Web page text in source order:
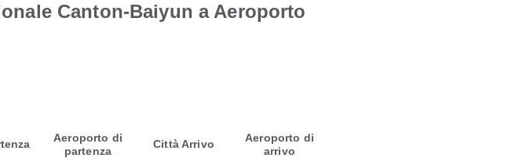
Canton-Baiyun a Aeroporto
Aeroporto di
partenza
Città Arrivo
Aeroporto di
arrivo